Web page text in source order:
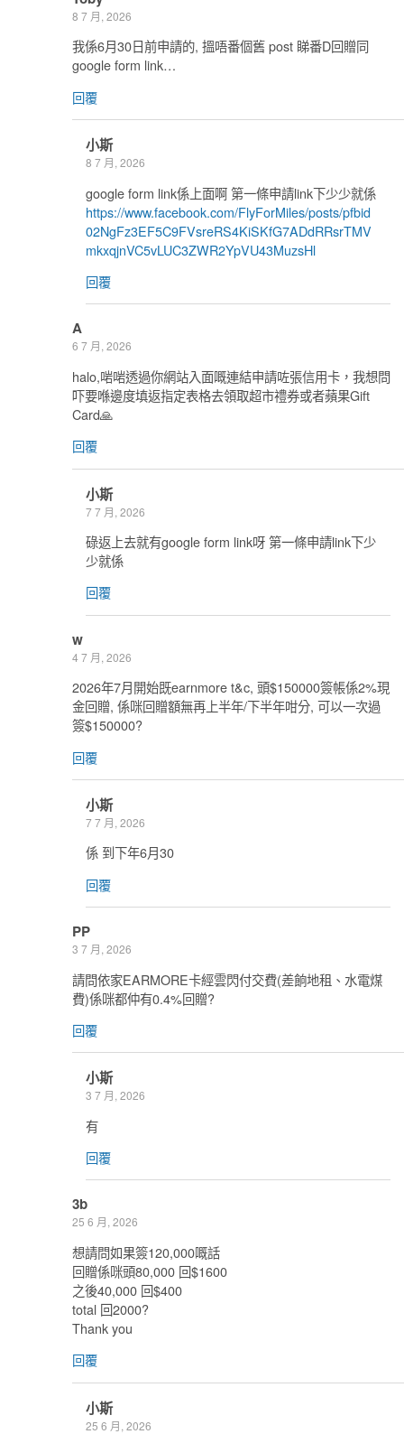
8 7 月, 2026
我係6月30日前申請的, 搵唔番個舊 post 睇番D回贈同
google form link…
回覆
小斯
8 7 月, 2026
google form link係上面啊 第一條申請link下少少就係
https://www.facebook.com/FlyForMiles/posts/pfbid
02NgFz3EF5C9FVsreRS4KiSKfG7ADdRRsrTMV
mkxqjnVC5vLUC3ZWR2YpVU43MuzsHl
回覆
A
6 7 月, 2026
halo,啱啱透過你網站入面嘅連結申請咗張信用卡，我想問
吓要喺邊度填返指定表格去領取超市禮券或者蘋果Gift
Card🙏
回覆
小斯
7 7 月, 2026
碌返上去就有google form link呀 第一條申請link下少
少就係
回覆
w
4 7 月, 2026
2026年7月開始既earnmore t&c, 頭$150000簽帳係2%現
金回贈, 係咪回贈額無再上半年/下半年咁分, 可以一次過
簽$150000?
回覆
小斯
7 7 月, 2026
係 到下年6月30
回覆
PP
3 7 月, 2026
請問依家EARMORE卡經雲閃付交費(差餉地租、水電煤
費)係咪都仲有0.4%回贈?
回覆
小斯
3 7 月, 2026
有
回覆
3b
25 6 月, 2026
想請問如果簽120,000嘅話
回贈係咪頭80,000 回$1600
之後40,000 回$400
total 回2000?
Thank you
回覆
小斯
25 6 月, 2026